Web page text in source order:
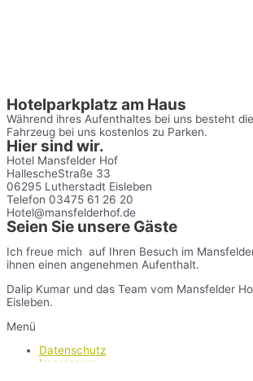
Hotelparkplatz am Haus
Während ihres Aufenthaltes bei uns besteht
Fahrzeug bei uns kostenlos zu Parken.
Hier sind wir.
Hotel Mansfelder Hof
HallescheStraße 33
06295 Lutherstadt Eisleben
Telefon 03475 61 26 20
Hotel@mansfelderhof.de
Seien Sie unsere Gäste
Ich freue mich auf Ihren Besuch im
ihnen einen angenehmen Aufenthalt.
Dalip Kumar und das Team vom Mansfelder
Eisleben.
Menü
Datenschutz
Impressum